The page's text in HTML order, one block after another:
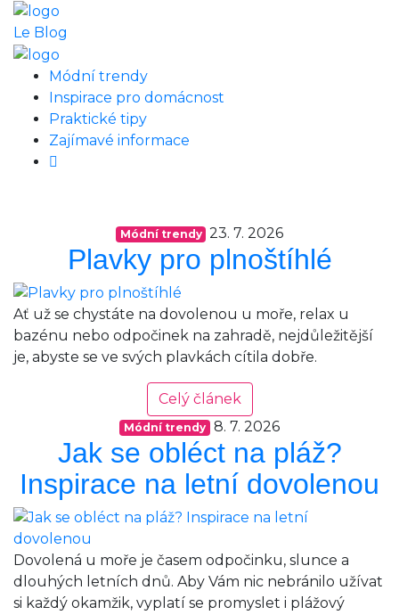
Le Blog
Módní trendy
Inspirace pro domácnost
Praktické tipy
Zajímavé informace
Módní trendy 23. 7. 2026
Plavky pro plnoštíhlé
Ať už se chystáte na dovolenou u moře, relax u
bazénu nebo odpočinek na zahradě, nejdůležitější
je, abyste se ve svých plavkách cítila dobře.
Celý článek
Módní trendy 8. 7. 2026
Jak se obléct na pláž?
Inspirace na letní dovolenou
Dovolená u moře je časem odpočinku, slunce a
dlouhých letních dnů. Aby Vám nic nebránilo užívat
si každý okamžik, vyplatí se promyslet i plážový